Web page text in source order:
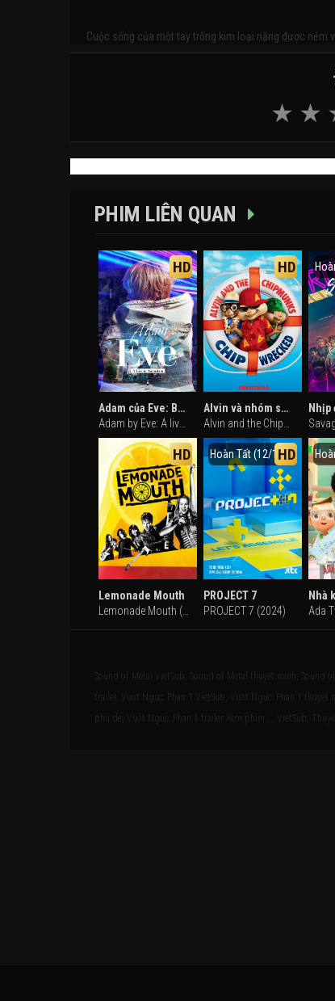
Cuộc sống của một tay trống kim loại nặng được ném
PHIM LIÊN QUAN
HD
Adam của Eve: Buổi hòa nhạc hoạt họa
HD
Alvin và nhóm sóc chuột 3
HD
Lemonade Mouth
Hoàn Tất (12/12)HD
PROJECT 7
PROJECT 7 (2024)
Sound of Metal VietSub, Sound of Metal thuyết minh,
trailer, Vuot Nguc: Phan 1 VietSub, Vuot Nguc: Phan 1
phu de, Vuot Nguc: Phan 1 trailer Xem phim , , VietSub,